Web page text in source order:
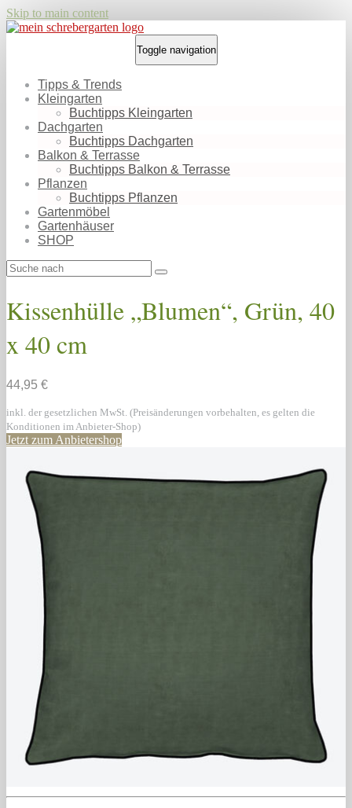
Skip to main content
Toggle navigation
Tipps & Trends
Kleingarten
Buchtipps Kleingarten
Dachgarten
Buchtipps Dachgarten
Balkon & Terrasse
Buchtipps Balkon & Terrasse
Pflanzen
Buchtipps Pflanzen
Gartenmöbel
Gartenhäuser
SHOP
Kissenhülle „Blumen“, Grün, 40
x 40 cm
44,95 €
inkl. der gesetzlichen MwSt. (Preisänderungen vorbehalten, es gelten die
Konditionen im Anbieter-Shop)
Jetzt zum Anbietershop